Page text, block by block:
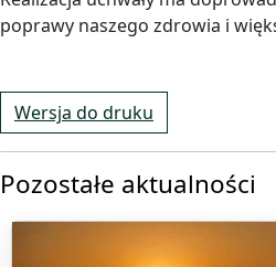
poprawy naszego zdrowia i
Wersja do druku
Pozostałe aktualności